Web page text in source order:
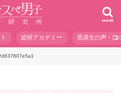
search
総研アカデミー 受講生の声・口